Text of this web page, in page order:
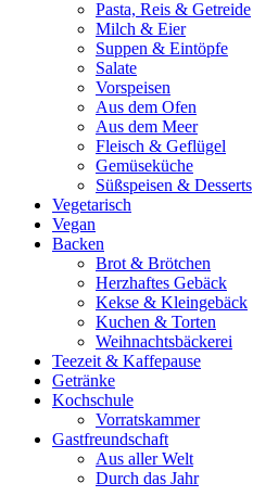
Pasta, Reis & Getreide
Milch & Eier
Suppen & Eintöpfe
Salate
Vorspeisen
Aus dem Ofen
Aus dem Meer
Fleisch & Geflügel
Gemüseküche
Süßspeisen & Desserts
Vegetarisch
Vegan
Backen
Brot & Brötchen
Herzhaftes Gebäck
Kekse & Kleingebäck
Kuchen & Torten
Weihnachtsbäckerei
Teezeit & Kaffepause
Getränke
Kochschule
Vorratskammer
Gastfreundschaft
Aus aller Welt
Durch das Jahr